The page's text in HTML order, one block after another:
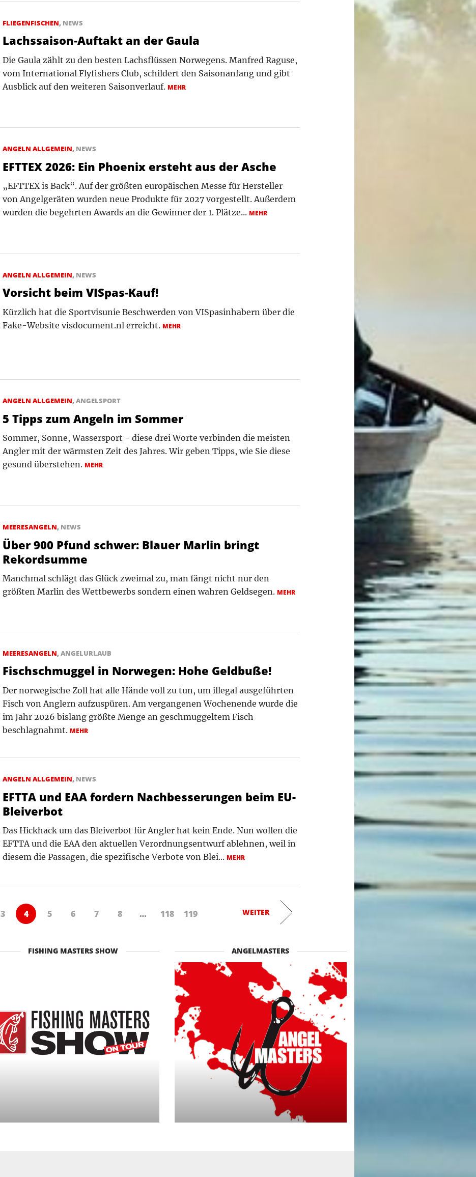
FLIEGENFISCHEN, NEWS
Lachssaison-Auftakt an der Gaula
Die Gaula zählt zu den besten Lachsflüssen Norwegens. Manfred Raguse,
vom International Flyfishers Club, schildert den Saisonanfang und gibt
Ausblick auf den weiteren Saisonverlauf. MEHR
ANGELN ALLGEMEIN, NEWS
EFTTEX 2026: Ein Phoenix ersteht aus der Asche
„EFTTEX is Back“. Auf der größten europäischen Messe für Hersteller
von Angelgeräten wurden neue Produkte für 2027 vorgestellt. Außerdem
wurden die begehrten Awards an die Gewinner der 1. Plätze... MEHR
ANGELN ALLGEMEIN, NEWS
Vorsicht beim VISpas-Kauf!
Kürzlich hat die Sportvisunie Beschwerden von VISpasinhabern über die
Fake-Website visdocument.nl erreicht. MEHR
ANGELN ALLGEMEIN,ANGELSPORT
5 Tipps zum Angeln im Sommer
Sommer, Sonne, Wassersport - diese drei Worte verbinden die meisten
Angler mit der wärmsten Zeit des Jahres. Wir geben Tipps, wie Sie diese
gesund überstehen. MEHR
MEERESANGELN, NEWS
Über 900 Pfund schwer: Blauer Marlin bringt
Rekordsumme
Manchmal schlägt das Glück zweimal zu, man fängt nicht nur den
größten Marlin des Wettbewerbs sondern einen wahren Geldsegen. MEHR
MEERESANGELN,ANGELURLAUB
Fischschmuggel in Norwegen: Hohe Geldbuße!
Der norwegische Zoll hat alle Hände voll zu tun, um illegal ausgeführten
Fisch von Anglern aufzuspüren. Am vergangenen Wochenende wurde die
im Jahr 2026 bislang größte Menge an geschmuggeltem Fisch
beschlagnahmt. MEHR
ANGELN ALLGEMEIN, NEWS
EFTTA und EAA fordern Nachbesserungen beim EU-
Bleiverbot
Das Hickhack um das Bleiverbot für Angler hat kein Ende. Nun wollen die
EFTTA und die EAA den aktuellen Verordnungsentwurf ablehnen, weil in
diesem die Passagen, die spezifische Verbote von Blei... MEHR
WEITER
3 4 5 6 7 8 … 118 119
FISHING MASTERS SHOW ANGELMASTERS